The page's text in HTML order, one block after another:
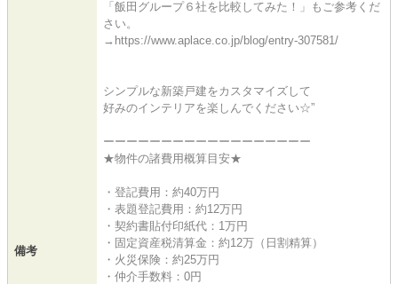
備考
「飯田グループ６社を比較してみた！」もご参考くだ
さい。
→https://www.aplace.co.jp/blog/entry-307581/
シンプルな新築戸建をカスタマイズして
好みのインテリアを楽しんでください☆”
ーーーーーーーーーーーーーーーーーー
★物件の諸費用概算目安★
・登記費用：約40万円
・表題登記費用：約12万円
・契約書貼付印紙代：1万円
・固定資産税清算金：約12万（日割精算）
・火災保険：約25万円
・仲介手数料：0円